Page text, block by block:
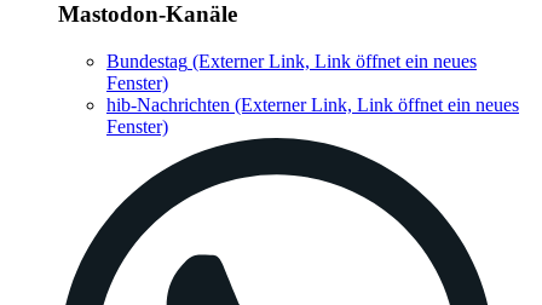
Mastodon-Kanäle
Bundestag (Externer Link, Link öffnet ein neues
Fenster)
hib-Nachrichten (Externer Link, Link öffnet ein neues
Fenster)